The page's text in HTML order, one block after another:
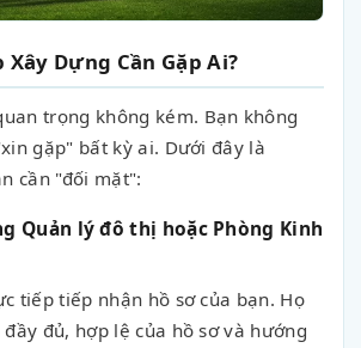
Xây Dựng Cần Gặp Ai?
trọng không kém. Bạn không
gặp" bất kỳ ai. Dưới đây là
cần "đối mặt":
Quản lý đô thị hoặc Phòng Kinh
tiếp tiếp nhận hồ sơ của bạn. Họ
đủ, hợp lệ của hồ sơ và hướng